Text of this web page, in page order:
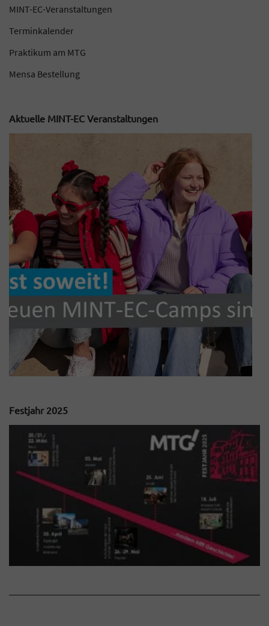
MINT-EC-Veranstaltungen
Terminkalender
Praktikum am MTG
Mensa Bestellung
Aktuelle MINT-EC Veranstaltungen
Festjahr 2025